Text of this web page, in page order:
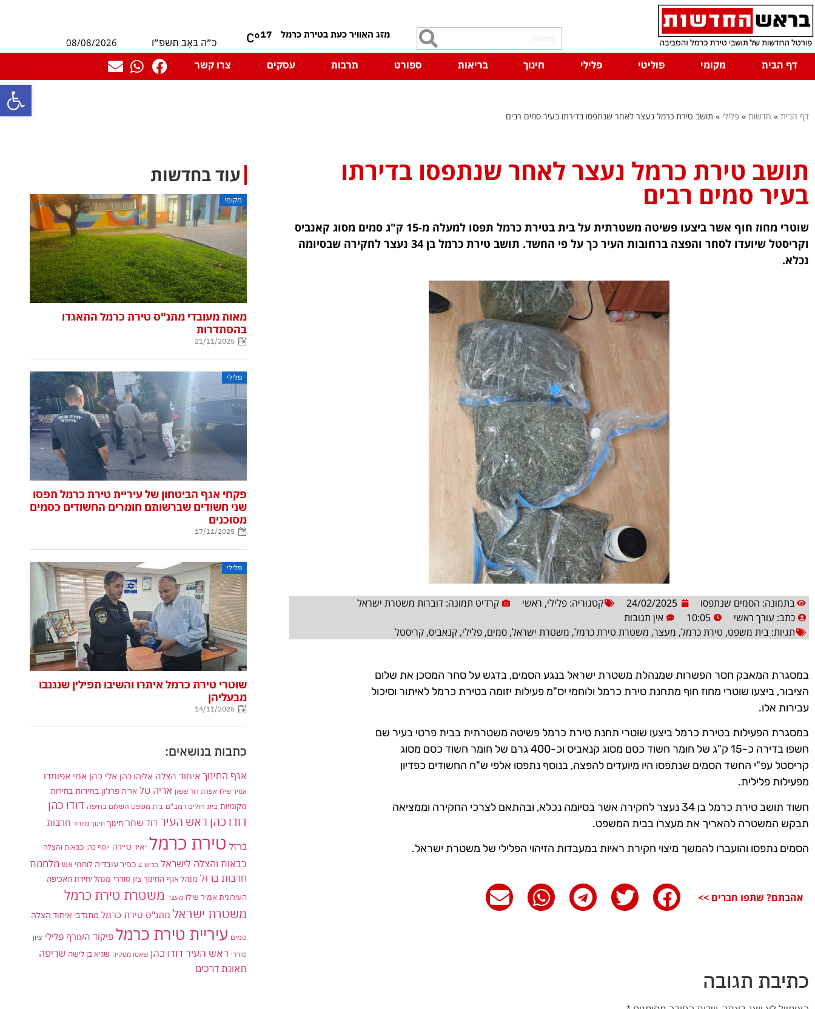
פתח
17
°C כ״ה בְּאָב תשפ״ו
08/08/2026
דף הבית
מקומי פוליטי פלילי חינוך בריאות ספורט תרבות עסקים צרו קשר
דף הבית » חדשות » פלילי » תושב טירת כרמל נעצר לאחר שנתפסו בדירתו בעיר סמים רבים
תושב טירת כרמל נעצר לאחר שנתפסו בדירתו
בעיר סמים רבים
שוטרי מחוז חוף אשר ביצעו פשיטה משטרתית על בית בטירת כרמל תפסו למעלה מ-15 ק"ג סמים מסוג קאנביס
וקריסטל שיועדו לסחר והפצה ברחובות העיר כך על פי החשד. תושב טירת כרמל בן 34 נעצר לחקירה שבסיומה
נכלא.
בתמונה: הסמים שנתפסו 24/02/2025 קטגוריה: פלילי, ראשי
קרדיט תמונה: דוברות משטרת ישראל
כתב: עורך ראשי 10:05
אין תגובות
תגיות: בית משפט, טירת כרמל, מעצר, משטרת טירת כרמל, משטרת ישראל, סמים, פלילי, קנאביס, קריסטל
במסגרת המאבק חסר הפשרות שמנהלת משטרת ישראל בנגע הסמים, בדגש על סחר המסכן את שלום
הציבור, ביצעו שוטרי מחוז חוף מתחנת טירת כרמל ולוחמי יס"מ פעילות יזומה בטירת כרמל לאיתור וסיכול
עבירות אלו.
במסגרת הפעילות בטירת כרמל ביצעו שוטרי תחנת טירת כרמל פשיטה משטרתית בבית פרטי בעיר שם
חשפו בדירה כ-15 ק"ג של חומר חשוד כסם מסוג קנאביס וכ-400 גרם של חומר חשוד כסם מסוג
קריסטל עפ"י החשד הסמים שנתפסו היו מיועדים להפצה, בנוסף נתפסו אלפי ש"ח החשודים כפדיון
מפעילות פלילית.
חשוד תושב טירת כרמל בן 34 נעצר לחקירה אשר בסיומה נכלא, ובהתאם לצרכי החקירה וממציאה
תבקש המשטרה להאריך את מעצרו בבית המשפט.
הסמים נתפסו והועברו להמשך מיצוי חקירת ראיות במעבדות הזיהוי הפלילי של משטרת ישראל.
אהבתם? שתפו חברים >>
כתיבת תגובה
עוד בחדשות
מקומי
מאות מעובדי מתנ"ס טירת כרמל התאגדו
בהסתדרות
21/11/2025
פלילי
פקחי אגף הביטחון של עיריית טירת כרמל תפסו
שני חשודים שברשותם חומרים החשודים כסמים
מסוכנים
17/11/2025
פלילי
שוטרי טירת כרמל איתרו והשיבו תפילין שנגנבו
מבעליהן
14/11/2025
כתבות בנושאים:
אגף החינוך איחוד הצלה אליהו כהן אלי כהן אמי אפומדו
אמיר שילו אפרת דוד ששון אריה טל אריה פרג'ון בחירות בחירות
מקומיות בית חולים רמב"ם בית משפט השלום בחיפה דודו כהן
דודו כהן ראש העיר דוד שחר חינוך חינוך מיוחד חרבות
ברזל טירת כרמל יאיר סיידה יוסף כהן כבאות והצלה
כבאות והצלה לישראל כביש 4 כפיר עובדיה לוחמי אש מלחמת
חרבות ברזל מנהל אגף החינוך ציון סודרי מנהל יחידת האכיפה
העירונית אמיר שילו מעצר משטרת טירת כרמל
משטרת ישראל מתנ"ס טירת כרמל מתנדבי איחוד הצלה
סמים עיריית טירת כרמל פיקוד העורף פלילי ציון
סודרי ראש העיר דודו כהן שאטו מטקיה שגיא בן לישה שריפה
תאונת דרכים